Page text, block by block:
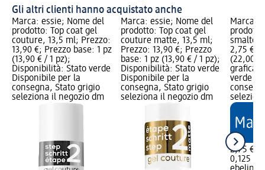
Gli altri clienti hanno acquistato anche
Marca: essie; Nome del
prodotto: Top coat gel
couture, 13,5 ml; Prezzo:
13,90 €; Prezzo base: 1 pz
(13,90 € / 1 pz);
Disponibilità: Stato verde
Disponibile per la
consegna, Stato grigio
seleziona il negozio dm
Marca: essie; Nome del
prodotto: Top coat gel
couture matte, 13,5 ml;
Prezzo: 13,90 €; Prezzo
base: 1 pz (13,90 € / 1 pz);
Disponibilità: Stato verde
Disponibile per la
consegna, Stato grigio
seleziona il negozio dm
Marca:
smalto
2,75 €;
(22,00 €
grafica;
verde
2,75 €
0,125 l